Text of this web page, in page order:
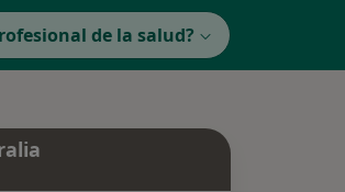
de la salud?